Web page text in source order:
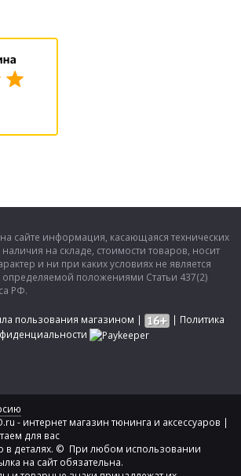
сайте информация, касающаяся технических
наличия на складе, стоимости товаров, носит
и ни при каких условиях не является
положениями Статьи 437(2)
РФ.
пользования магазином | | Политика
- интернет магазин тюнинга и аксессуаров |
для вас
в деталях. © При любом использовании
на сайт обязательна.